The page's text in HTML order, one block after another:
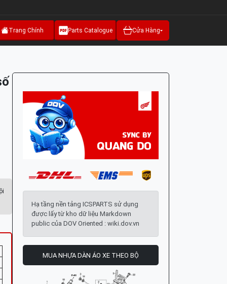
Trang Chính Parts Catalogue Cửa Hàng
Hạ tầng nền tảng ICSPARTS sử dụng
được lấy từ kho dữ liệu Markdown
public của DOV Oriented : wiki.dov.vn
MUA NHỰA DÀN ÁO XE THEO BỘ